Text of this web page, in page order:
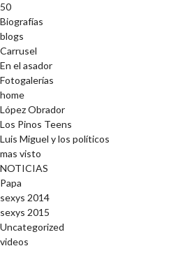
50
Biografías
blogs
Carrusel
En el asador
Fotogalerías
home
López Obrador
Los Pinos Teens
Luis Miguel y los políticos
mas visto
NOTICIAS
Papa
sexys 2014
sexys 2015
Uncategorized
videos